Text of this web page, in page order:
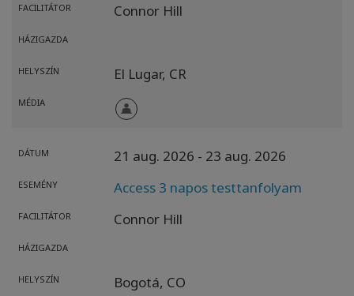
FACILITÁTOR Connor Hill
HÁZIGAZDA
HELYSZÍN El Lugar, CR
MÉDIA
DÁTUM 21 aug. 2026 - 23 aug. 2026
ESEMÉNY Access 3 napos testtanfolyam
FACILITÁTOR Connor Hill
HÁZIGAZDA
HELYSZÍN Bogotá, CO